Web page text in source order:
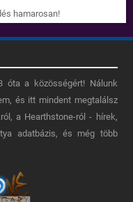
hamarosan!
óta a közösségért! Nálunk
és itt mindent megtalálsz
a Hearthstone-ról - hírek,
adatbázis, és még több